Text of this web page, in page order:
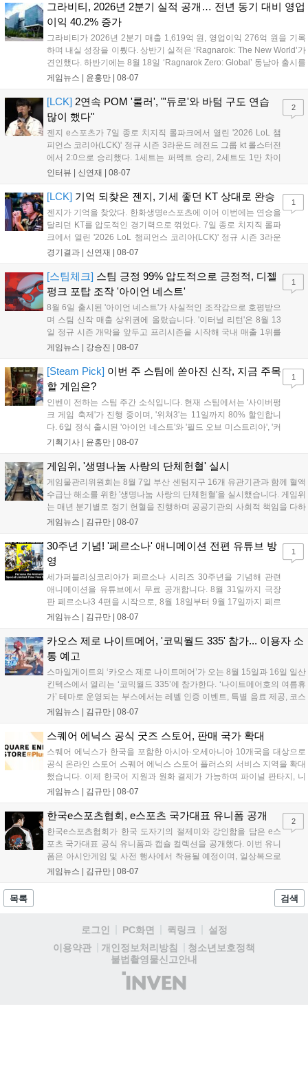
그라비티, 2026년 2분기 실적 공개… 전년 동기 대비 영업
이익 40.2% 증가
그라비티가 2026년 2분기 매출 1,619억 원, 영업이익 276억 원을 기록
하며 내실 성장을 이뤘다. 상반기 실적은 ‘Ragnarok: The New World’가
견인했다. 하반기에는 8월 18일 ‘Ragnarok Zero: Global’ 동남아 출시를
시작으로 9월 3일 ‘달려라 헤베레케 EX’, 9월 22일 ‘갈바테인’ 등 다양한
이’ 출시가 예정돼 있으며, 2027년에는 ‘Ragnarok 3’ 등 대작을 글로벌
출시할 계획이다. 그라비티는 조인트벤처 설립과 라그나로크 에코 시스
템 구축을 통해 신성장 동력을 확보할 방침이다....
게임뉴스 | 윤홍만 08-07
[LCK] 2연속 POM '룰러', "'듀로'와 바텀 구도 연습
많이 했다"
젠지 e스포츠가 7일 종로 치지직 롤파크에서 열린 '2026 LoL 챔
피언스 코리아(LCK)' 정규 시즌 3라운드 레전드 그룹 kt 롤스터전
에서 2:0으로 승리했다. 1세트는 퍼펙트 승리, 2세트도 1만 차이
를 벌리며 25분 만에 승리하면서 말 그대로 압도적인 경기력을 선
하며 POM에 선정됐...
인터뷰 | 신연재 08-07
2
[LCK] 기억 되찾은 젠지, 기세 좋던 KT 상대로 완승
젠지가 기억을 찾았다. 한화생명e스포츠에 이어 이번에는 연승을
달리던 KT를 압도적인 경기력으로 꺾었다. 7일 종로 치지직 롤파
크에서 열린 '2026 LoL 챔피언스 코리아(LCK)' 정규 시즌 3라운
드 레전드 그룹, kt 롤스터와 젠지 e스포츠의 대결에서 젠지가 압
기억을 되찾기라도 한 듯 1,...
경기결과 | 신연재 08-07
1
[스팀체크] 스팀 긍정 99% 압도적으로 긍정적, 디젤
펑크 포탑 조작 '아이언 네스트'
8월 6일 출시된 '아이언 네스트'가 사실적인 조작감으로 호평받으
며 스팀 신작 매출 상위권에 올랐습니다. '이터널 리턴'은 8월 13
일 정규 시즌 개막을 앞두고 프리시즌을 시작해 국내 매출 1위를
기록했습니다. 25주년을 맞은 '고스트 리콘' 시리즈는 8월 6일 쇼
'마블 투혼: 파이팅 소울즈'와 레트로 수리 시뮬레이션 '리스토
리'도 스팀에 정식 출시되었습니다....
게임뉴스 | 강승진 08-07
1
[Steam Pick] 이번 주 스팀에 쏟아진 신작, 지금 주목
할 게임은?
인벤이 전하는 스팀 주간 소식입니다. 현재 스팀에서는 '사이버펑
크 게임 축제'가 진행 중이며, '위쳐3'는 11일까지 80% 할인합니
다. 6일 정식 출시된 '아이언 네스트'와 '필드 오브 미스트리아', '커
세어 코브'가 호평받고 있습니다. 한편, 7일 출시된 '마블 투혼'은
다. 유비소프트의 '고스트리콘: 와일드랜드'는 7년 만의 대규모 업
데이트 '라스트 라이츠'와 함께 95% 할인 중입니다....
기획기사 | 윤홍만 08-07
1
게임위, '생명나눔 사랑의 단체헌혈' 실시
게임물관리위원회는 8월 7일 부산 센텀지구 16개 유관기관과 함께 혈액
수급난 해소를 위한 '생명나눔 사랑의 단체헌혈'을 실시했습니다. 게임위
는 매년 분기별로 정기 헌혈을 진행하며 공공기관의 사회적 책임을 다하
고 있으며, 이번 행사에는 영화진흥위원회 등 14개 기관 임직원이 동참
따뜻한 실천에 참여한 모든 임직원에게 감사의 뜻을 전하며 헌혈 문화
확산에 앞장섰습니다....
게임뉴스 | 김규만 08-07
30주년 기념! '페르소나' 애니메이션 전편 유튜브 방
영
세가퍼블리싱코리아가 페르소나 시리즈 30주년을 기념해 관련
애니메이션을 유튜브에서 무료 공개합니다. 8월 31일까지 극장
판 페르소나3 4편을 시작으로, 8월 18일부터 9월 17일까지 페르
소나4 더 골든 12화, 9월 15일부터 10월 14일까지 페르소나5 시
시지를 모집하며, 선정된 내용은 기념 영상 및 대형 전광판에 소
개될 예정입니다....
게임뉴스 | 김규만 08-07
1
카오스 제로 나이트메어, '코믹월드 335' 참가... 이용자 소
통 예고
스마일게이트의 ‘카오스 제로 나이트메어’가 오는 8월 15일과 16일 일산
킨텍스에서 열리는 ‘코믹월드 335’에 참가한다. ‘나이트메어호의 여름휴
가’ 테마로 운영되는 부스에서는 레벨 인증 이벤트, 특별 음료 제공, 코스
프레 모델 포토존 등 다채로운 행사가 진행된다. 유명 코스어 7인이 캐릭
세한 정보는 공식 커뮤니티에서 확인 가능하다....
게임뉴스 | 김규만 08-07
스퀘어 에닉스 공식 굿즈 스토어, 판매 국가 확대
스퀘어 에닉스가 한국을 포함한 아시아·오세아니아 10개국을 대상으로
공식 온라인 스토어 스퀘어 에닉스 스토어 플러스의 서비스 지역을 확대
했습니다. 이제 한국어 지원과 원화 결제가 가능하며 파이널 판타지, 니
어 등 주요 게임의 피규어, 굿즈를 구매할 수 있습니다. 신상품이 순차적
용 가능합니다....
게임뉴스 | 김규만 08-07
한국e스포츠협회, e스포츠 국가대표 유니폼 공개
한국e스포츠협회가 한국 도자기의 절제미와 강인함을 담은 e스
포츠 국가대표 공식 유니폼과 캡슐 컬렉션을 공개했다. 이번 유니
폼은 아시안게임 및 사전 행사에서 착용될 예정이며, 일상복으로
구성된 컬렉션은 오는 8월 28일부터 골스튜디오 공식 홈페이지
게임뉴스 | 김규만 08-07
2
목록 검색
로그인 PC화면 퀵링크
설정
이용약관
개인정보처리방침
청소년보호정책
불법촬영물신고안내
(주)
인